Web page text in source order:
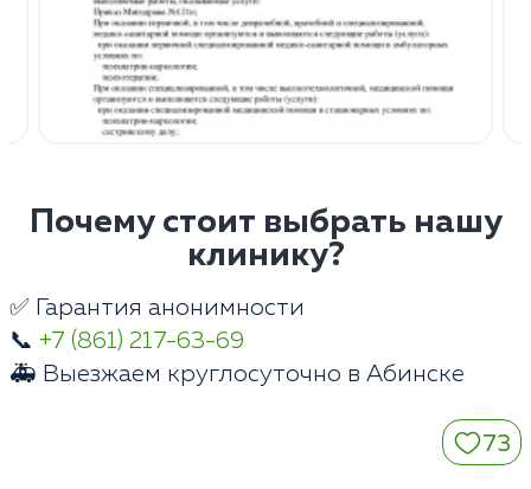
Почему стоит выбрать нашу
клинику?
✅ Гарантия анонимности
📞 +7 (861) 217-63-69
🚑 Выезжаем круглосуточно в Абинске
73